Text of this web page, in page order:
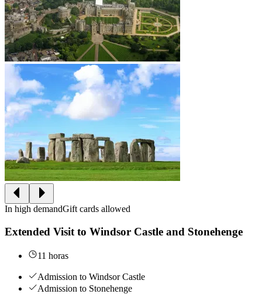
In high demandGift cards allowed
Extended Visit to Windsor Castle and Stonehenge
11 horas
Admission to Windsor Castle
Admission to Stonehenge